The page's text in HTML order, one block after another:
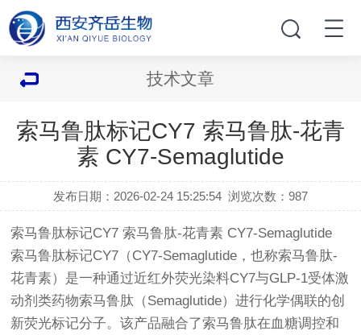
技术文章
索马鲁肽标记CY7 索马鲁肽-花青
素 CY7-Semaglutide
发布日期：2026-02-24 15:25:54 浏览次数：987
索马鲁肽标记CY7 索马鲁肽-花青素 CY7-Semaglutide
索马鲁肽标记CY7（CY7-Semaglutide，也称索马鲁肽-
花青素）是一种通过近红外荧光染料CY7与GLP-1受体激
动剂类药物索马鲁肽（Semaglutide）进行化学偶联的创
新荧光标记分子。该产品融合了索马鲁肽在血糖调控和